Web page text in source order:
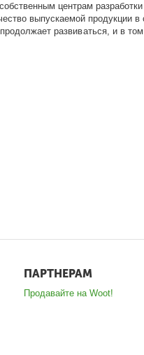
центрам
выпускаемой продукции
развиваться, и в
ПАРТНЕРАМ
Продавайте на Woot!